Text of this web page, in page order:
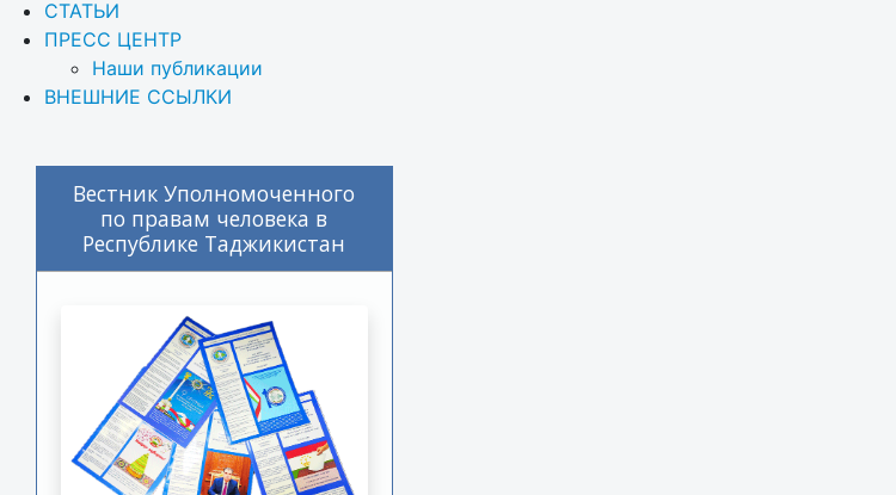
СТАТЬИ
ПРЕСС ЦЕНТР
Наши публикации
ВНЕШНИЕ ССЫЛКИ
Вестник Уполномоченного
по правам человека в
Республике Таджикистан